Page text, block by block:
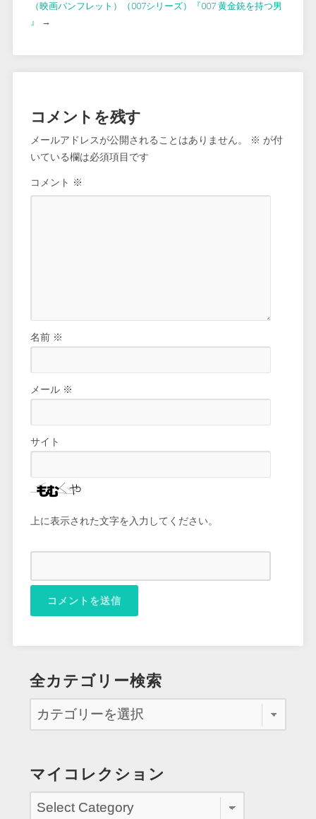
（映画パンフレット）（007シリーズ）『007 黄金銃を持つ男
』
→
コメントを残す
メールアドレスが公開されることはありません。 ※ が付
いている欄は必須項目です
コメント ※
名前 ※
メール ※
サイト
上に表示された文字を入力してください。
全カテゴリー検索
マイコレクション